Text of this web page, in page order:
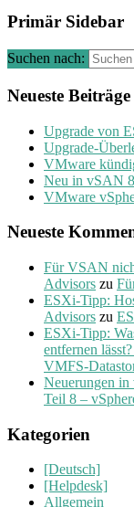
Primär Sidebar
Suchen nach:
Neueste Beiträge
Upgrade von
Upgrade-
VMware
Neu in vSAN 8
VMware
Neueste
Für VSAN
Advisors zu
ESXi-Tipp:
Advisors zu
ESXi-Tipp:
entfernen
VMFS-
Neuerungen
Teil 8 –
Kategorien
[Deutsch]
[Helpdesk]
Allgemein